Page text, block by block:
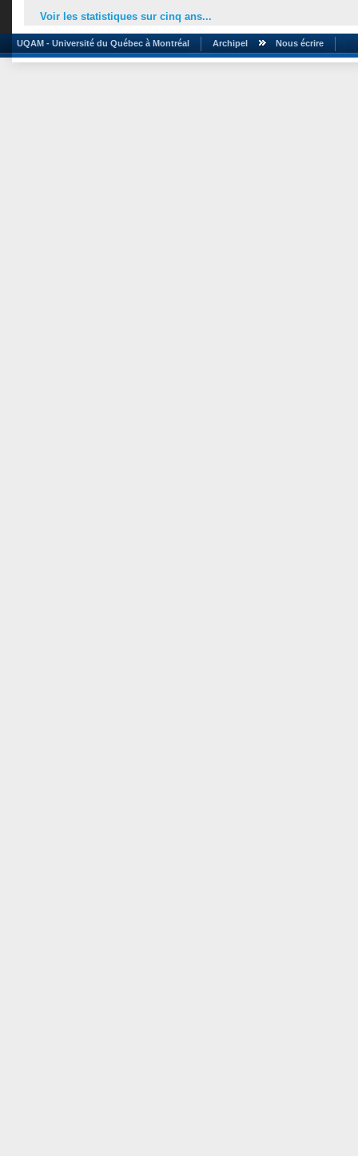
Voir les statistiques sur cinq ans...
UQAM - Université du Québec à Montréal Archipel Nous écrire